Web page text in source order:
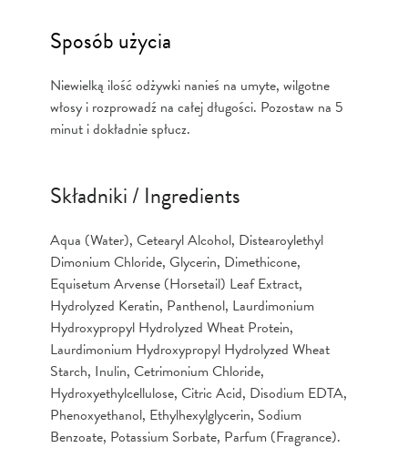
Sposób użycia
Niewielką ilość odżywki nanieś na umyte, wilgotne
włosy i rozprowadź na całej długości. Pozostaw na 5
minut i dokładnie spłucz.
Składniki / Ingredients
Aqua (Water), Cetearyl Alcohol, Distearoylethyl
Dimonium Chloride, Glycerin, Dimethicone,
Equisetum Arvense (Horsetail) Leaf Extract,
Hydrolyzed Keratin, Panthenol, Laurdimonium
Hydroxypropyl Hydrolyzed Wheat Protein,
Laurdimonium Hydroxypropyl Hydrolyzed Wheat
Starch, Inulin, Cetrimonium Chloride,
Hydroxyethylcellulose, Citric Acid, Disodium EDTA,
Phenoxyethanol, Ethylhexylglycerin, Sodium
Benzoate, Potassium Sorbate, Parfum (Fragrance).